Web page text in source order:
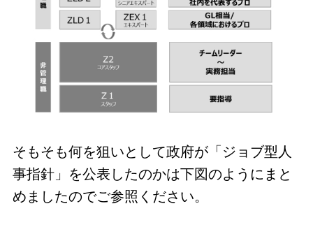
そもそも何を狙いとして政府が「ジョブ型人
事指針」を公表したのかは下図のようにまと
めましたのでご参照ください。